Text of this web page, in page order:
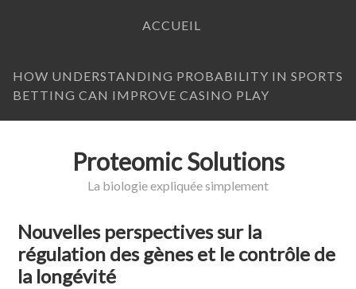
ACCUEIL
HOW UNDERSTANDING PROBABILITY IN SPORTS
BETTING CAN IMPROVE CASINO PLAY
Proteomic Solutions
La biologie expliquée simplement
Nouvelles perspectives sur la
régulation des gènes et le contrôle de
la longévité